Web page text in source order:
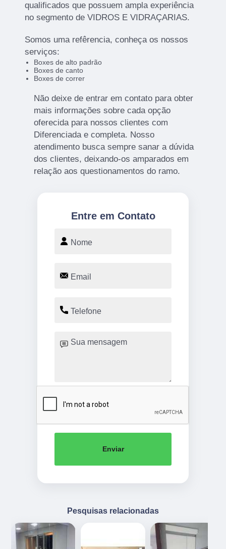
qualificados que possuem ampla experiência
no segmento de VIDROS E VIDRAÇARIAS.
Somos uma refêrencia, conheça os nossos
serviços:
Boxes de alto padrão
Boxes de canto
Boxes de correr
Não deixe de entrar em contato para obter
mais informações sobre cada opção
oferecida para nossos clientes com
Diferenciada e completa. Nosso
atendimento busca sempre sanar a dúvida
dos clientes, deixando-os amparados em
relação aos questionamentos do ramo.
Entre em Contato
Enviar
Pesquisas relacionadas